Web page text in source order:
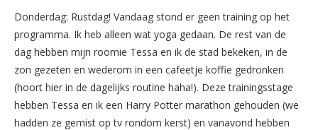
Donderdag: Rustdag! Vandaag stond er geen training op het
programma. Ik heb alleen wat yoga gedaan. De rest van de
dag hebben mijn roomie Tessa en ik de stad bekeken, in de
zon gezeten en wederom in een cafeetje koffie gedronken
(hoort hier in de dagelijks routine haha!). Deze trainingsstage
hebben Tessa en ik een Harry Potter marathon gehouden (we
hadden ze gemist op tv rondom kerst) en vanavond hebben